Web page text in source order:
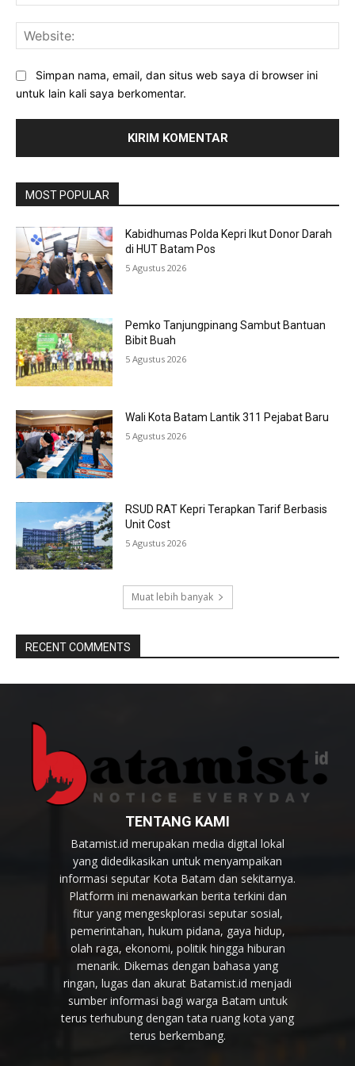
Simpan nama, email, dan situs web saya di browser ini
untuk lain kali saya berkomentar.
MOST POPULAR
Kabidhumas Polda Kepri Ikut Donor Darah
di HUT Batam Pos
5 Agustus 2026
Pemko Tanjungpinang Sambut Bantuan
Bibit Buah
5 Agustus 2026
Wali Kota Batam Lantik 311 Pejabat Baru
5 Agustus 2026
RSUD RAT Kepri Terapkan Tarif Berbasis
Unit Cost
5 Agustus 2026
Muat lebih banyak
RECENT COMMENTS
TENTANG KAMI
Batamist.id merupakan media digital lokal
yang didedikasikan untuk menyampaikan
informasi seputar Kota Batam dan sekitarnya.
Platform ini menawarkan berita terkini dan
fitur yang mengeskplorasi seputar sosial,
pemerintahan, hukum pidana, gaya hidup,
olah raga, ekonomi, politik hingga hiburan
menarik. Dikemas dengan bahasa yang
ringan, lugas dan akurat Batamist.id menjadi
sumber informasi bagi warga Batam untuk
terus terhubung dengan tata ruang kota yang
terus berkembang.